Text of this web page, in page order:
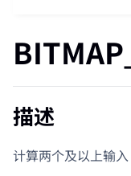
描述
计算两个及以上输